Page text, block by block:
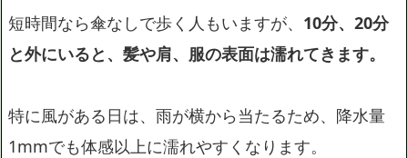
短時間なら傘なしで歩く人もいますが、 10分、20分
と外にいると、髪や肩、服の表面は濡れてきます。
特に風がある日は、雨が横から当たるため、降水量
1mmでも体感以上に濡れやすくなります。